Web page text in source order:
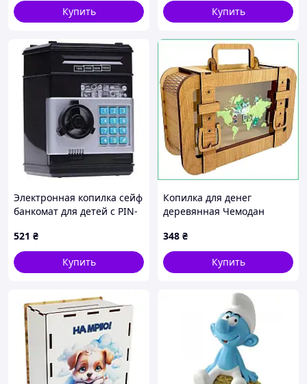
Купить
Купить
Электронная копилка сейф
банкомат для детей с PIN-
прием банкнот и монет
Black MDR
521 ₴
Купить
Копилка для денег
деревянная Чемодан
интерьерная для купюр и
монет стильный сувенир
VIP
348 ₴
Купить